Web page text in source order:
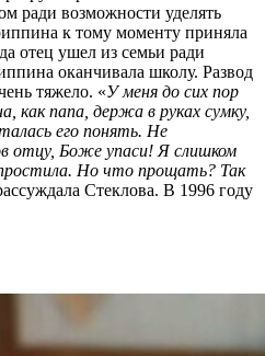
ради возможности уделять
к тому моменту приняла
отец ушел из семьи ради
оканчивала школу. Развод
тяжело. «У меня до сих пор
как папа, держа в руках сумку,
его понять. Не
отцу, Боже упаси! Я слишком
Но что прощать? Так
Стеклова. В 1996 году